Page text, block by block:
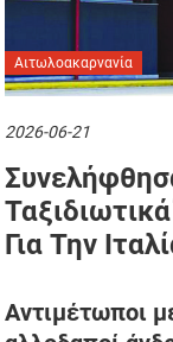
Αιτωλοακαρνανία
2026-06-21
Για Την
Αντιμέτωποι